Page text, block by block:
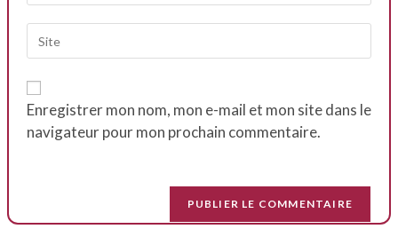
Enregistrer mon nom, mon e-mail et mon site dans le
navigateur pour mon prochain commentaire.